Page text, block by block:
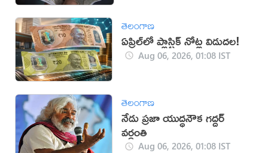
తెలంగాణ
ఏప్రిల్‌లో ప్లాస్టిక్‌ నోట్ల విడుదల!
Aug 06, 2026, 01:08 IST
తెలంగాణ
నేడు ప్రజా యుద్ధనౌక గద్దర్
వర్ధంతి
Aug 06, 2026, 01:08 IST